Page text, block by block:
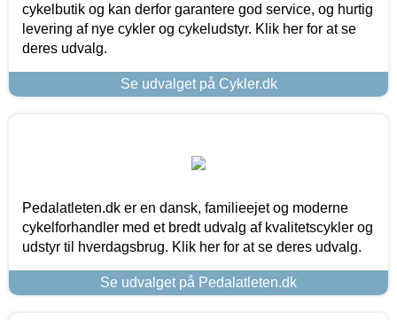
cykelbutik og kan derfor garantere god service, og hurtig
levering af nye cykler og cykeludstyr. Klik her for at se
deres udvalg.
Se udvalget på Cykler.dk
Pedalatleten.dk er en dansk, familieejet og moderne
cykelforhandler med et bredt udvalg af kvalitetscykler og
udstyr til hverdagsbrug. Klik her for at se deres udvalg.
Se udvalget på Pedalatleten.dk